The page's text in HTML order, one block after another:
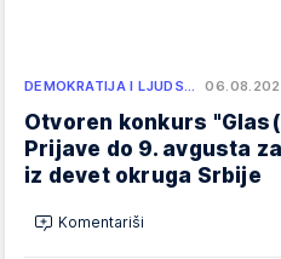
DEMOKRATIJA I LJUDS…
Otvoren konkurs
Prijave do 9. avgusta
iz devet okruga Srbije
Komentariši